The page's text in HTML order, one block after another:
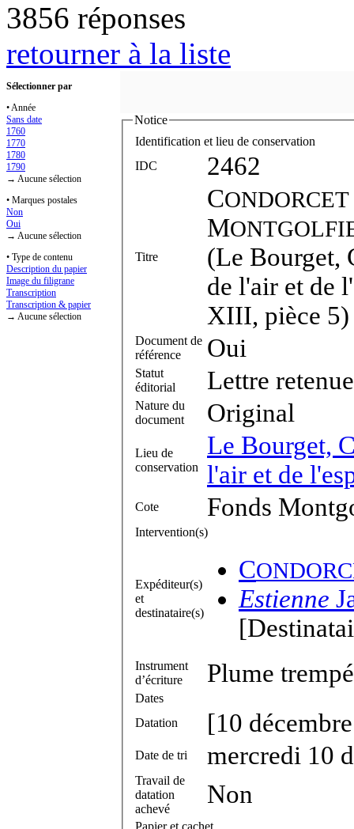
3856 réponses
retourner à la liste
Sélectionner par
• Année
Sans date
1760
1770
1780
1790
→ Aucune sélection
• Marques postales
Non
Oui
→ Aucune sélection
• Type de contenu
Description du papier
Image du filigrane
Transcription
Transcription & papier
→ Aucune sélection
Notice
Identification et lieu de conservation
IDC
2462
Titre
CONDORCET
M
(Le Bourget,
de l'air et de
XIII, pièce 5)
Document de
référence
Oui
Statut
éditorial
Lettre retenue
Nature du
document
Original
Lieu de
conservation
Le Bourget,
l'air et de
Cote Fonds
Intervention(s)
Expéditeur(s)
et
destinataire(s)
C
Estienne
Instrument
d’écriture
Plume
Dates
Datation
[10
Date de tri mercredi 10
Travail de
datation
achevé
Non
Papier et cachet